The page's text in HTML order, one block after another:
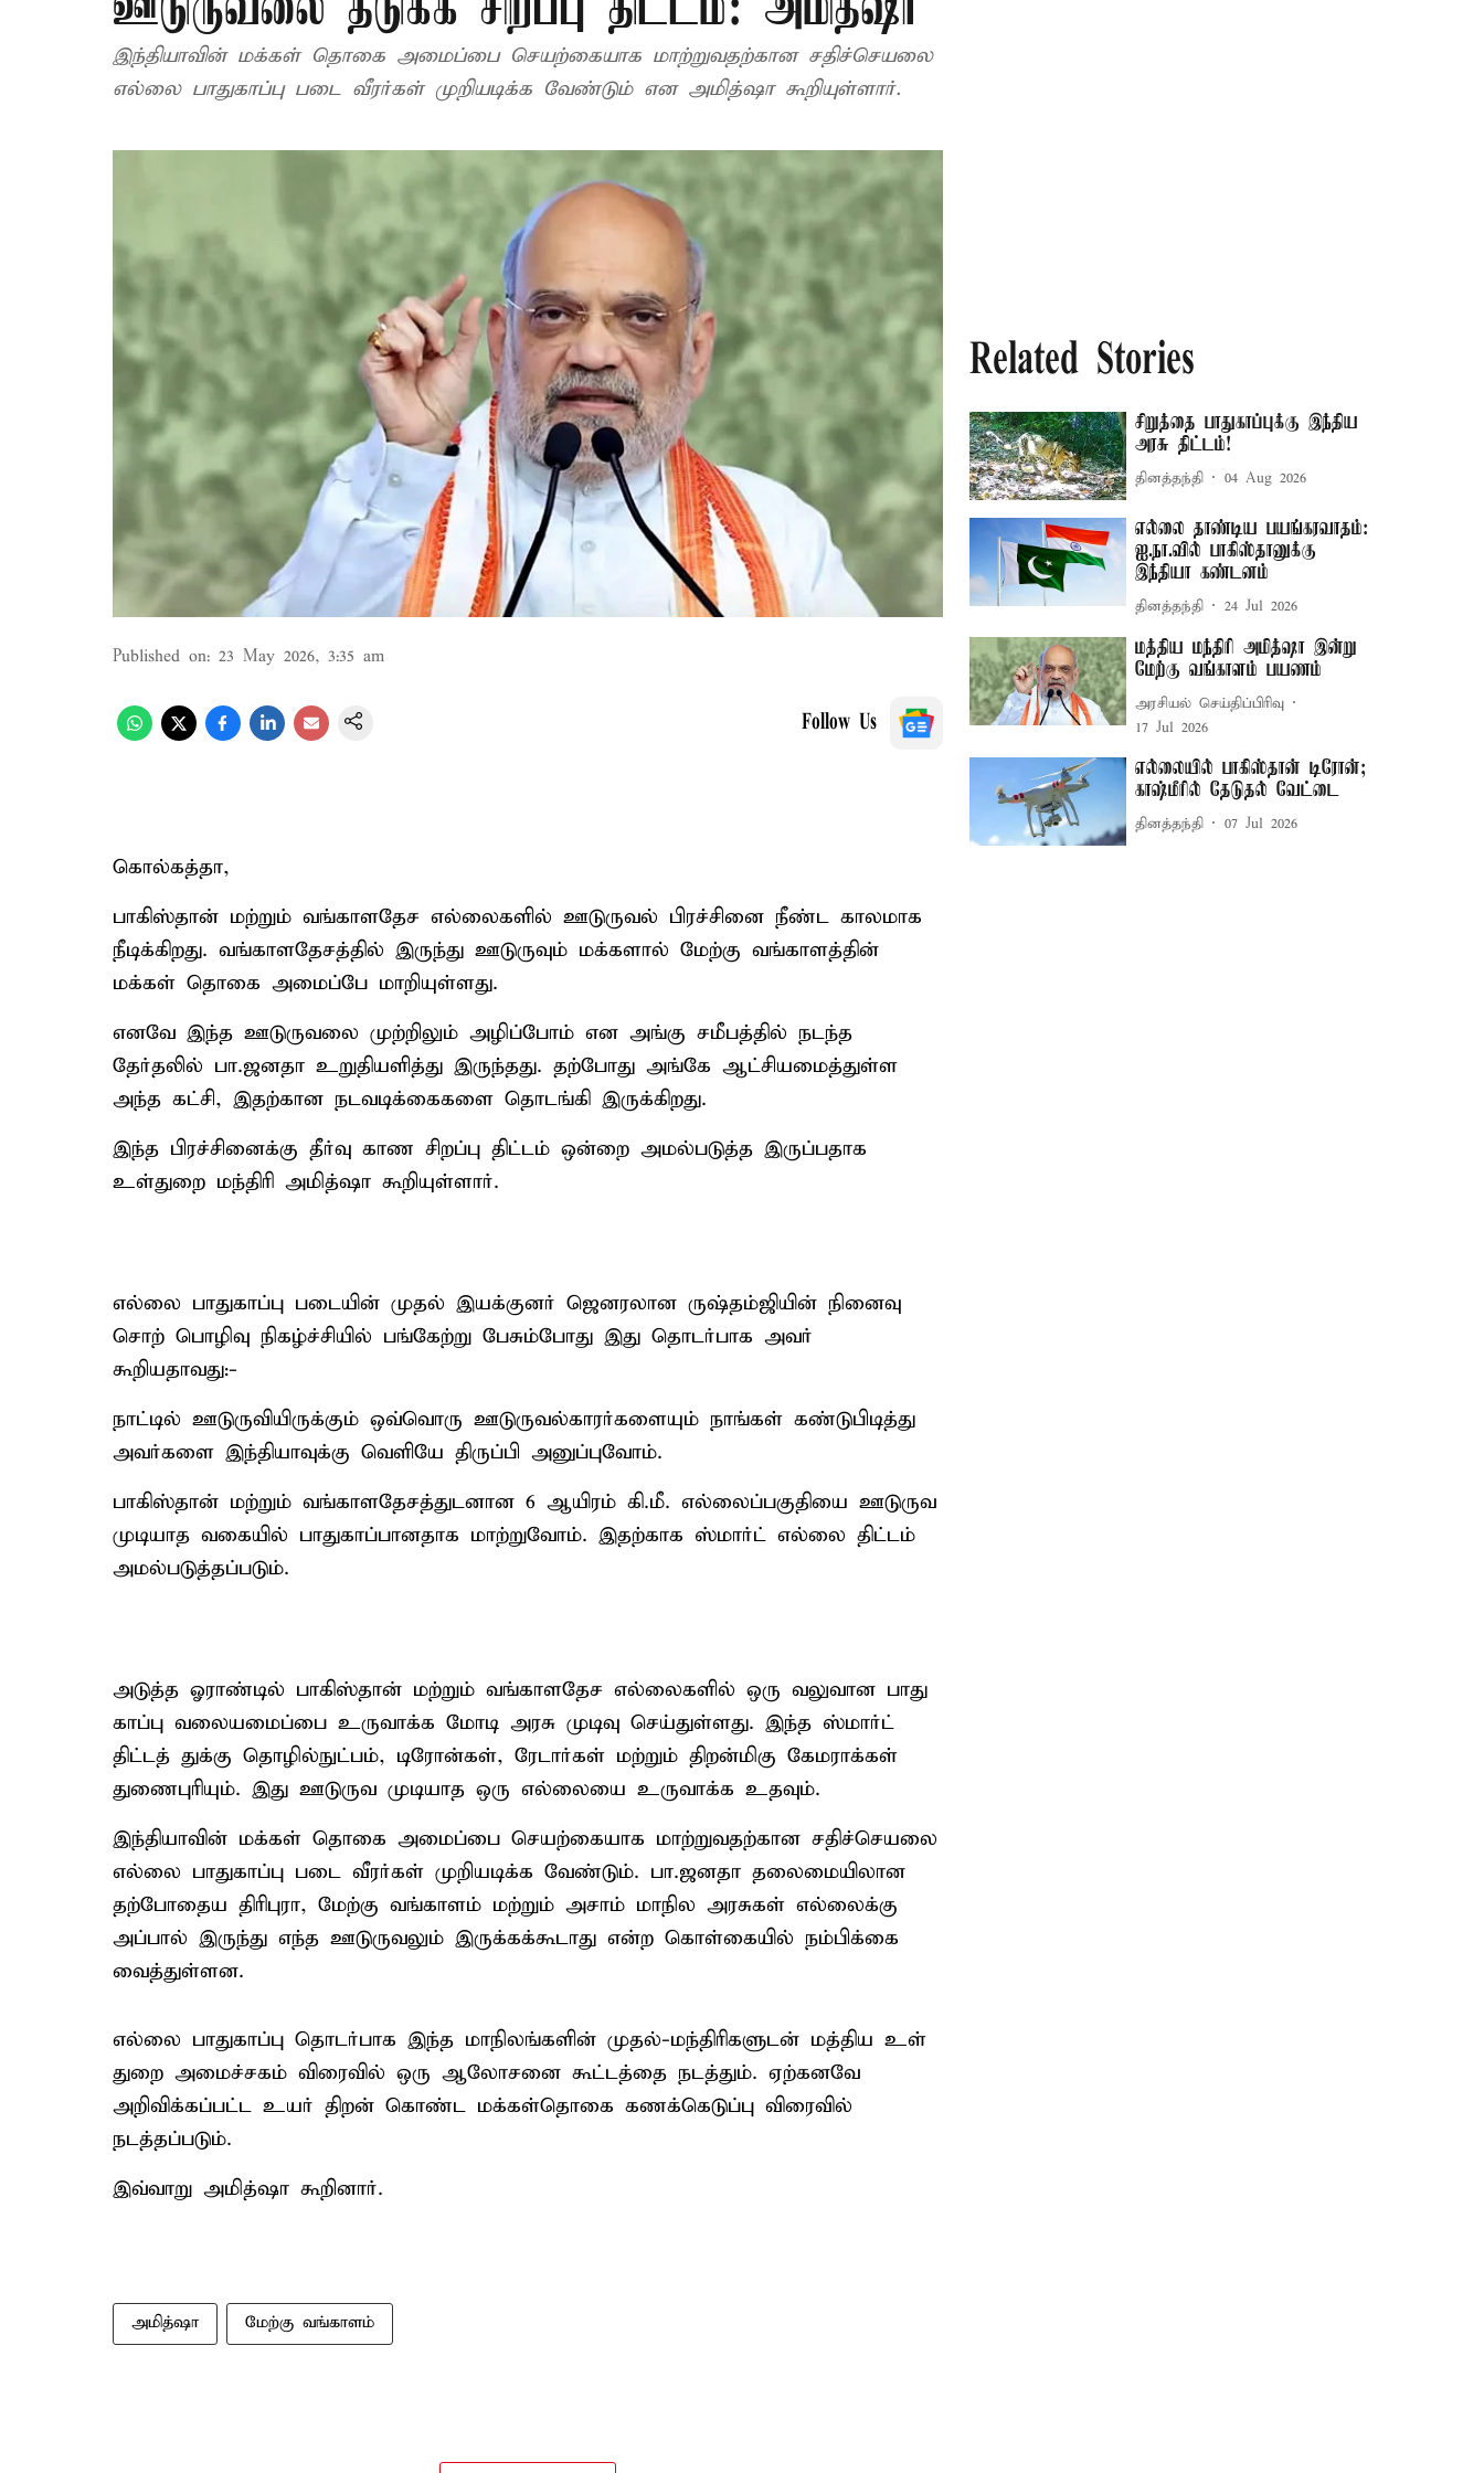
இந்தியாவின் மக்கள் தொகை அமைப்பை செயற்கையாக மாற்றுவதற்கான சதிச்செயலை
எல்லை பாதுகாப்பு படை வீரர்கள் முறியடிக்க வேண்டும் என அமித்ஷா கூறியுள்ளார்.
Published on: 23 May 2026, 3:35 am
Follow Us
கொல்கத்தா,
பாகிஸ்தான் மற்றும் வங்காளதேச எல்லைகளில் ஊடுருவல் பிரச்சினை நீண்ட காலமாக
நீடிக்கிறது. வங்காளதேசத்தில் இருந்து ஊடுருவும் மக்களால் மேற்கு வங்காளத்தின்
மக்கள் தொகை அமைப்பே மாறியுள்ளது.
எனவே இந்த ஊடுருவலை முற்றிலும் அழிப்போம் என அங்கு சமீபத்தில் நடந்த
தேர்தலில் பா.ஜனதா உறுதியளித்து இருந்தது. தற்போது அங்கே ஆட்சியமைத்துள்ள
அந்த கட்சி, இதற்கான நடவடிக்கைகளை தொடங்கி இருக்கிறது.
இந்த பிரச்சினைக்கு தீர்வு காண சிறப்பு திட்டம் ஒன்றை அமல்படுத்த இருப்பதாக
உள்துறை மந்திரி அமித்ஷா கூறியுள்ளார்.
எல்லை பாதுகாப்பு படையின் முதல் இயக்குனர் ஜெனரலான ருஷ்தம்ஜியின் நினைவு
சொற் பொழிவு நிகழ்ச்சியில் பங்கேற்று பேசும்போது இது தொடர்பாக அவர்
கூறியதாவது:-
நாட்டில் ஊடுருவியிருக்கும் ஒவ்வொரு ஊடுருவல்காரர்களையும் நாங்கள் கண்டுபிடித்து
அவர்களை இந்தியாவுக்கு வெளியே திருப்பி அனுப்புவோம்.
பாகிஸ்தான் மற்றும் வங்காளதேசத்துடனான 6 ஆயிரம் கி.மீ. எல்லைப்பகுதியை ஊடுருவ
முடியாத வகையில் பாதுகாப்பானதாக மாற்றுவோம். இதற்காக ஸ்மார்ட் எல்லை திட்டம்
அமல்படுத்தப்படும்.
அடுத்த ஓராண்டில் பாகிஸ்தான் மற்றும் வங்காளதேச எல்லைகளில் ஒரு வலுவான பாது
காப்பு வலையமைப்பை உருவாக்க மோடி அரசு முடிவு செய்துள்ளது. இந்த ஸ்மார்ட்
திட்டத் துக்கு தொழில்நுட்பம், டிரோன்கள், ரேடார்கள் மற்றும் திறன்மிகு கேமராக்கள்
துணைபுரியும். இது ஊடுருவ முடியாத ஒரு எல்லையை உருவாக்க உதவும்.
இந்தியாவின் மக்கள் தொகை அமைப்பை செயற்கையாக மாற்றுவதற்கான சதிச்செயலை
எல்லை பாதுகாப்பு படை வீரர்கள் முறியடிக்க வேண்டும். பா.ஜனதா தலைமையிலான
தற்போதைய திரிபுரா, மேற்கு வங்காளம் மற்றும் அசாம் மாநில அரசுகள் எல்லைக்கு
அப்பால் இருந்து எந்த ஊடுருவலும் இருக்கக்கூடாது என்ற கொள்கையில் நம்பிக்கை
வைத்துள்ளன.
எல்லை பாதுகாப்பு தொடர்பாக இந்த மாநிலங்களின் முதல்-மந்திரிகளுடன் மத்திய உள்
துறை அமைச்சகம் விரைவில் ஒரு ஆலோசனை கூட்டத்தை நடத்தும். ஏற்கனவே
அறிவிக்கப்பட்ட உயர் திறன் கொண்ட மக்கள்தொகை கணக்கெடுப்பு விரைவில்
நடத்தப்படும்.
இவ்வாறு அமித்ஷா கூறினார்.
அமித்ஷா மேற்கு வங்காளம்
Related Stories
சிறுத்தை பாதுகாப்புக்கு இந்திய
அரசு திட்டம்!
தினத்தந்தி 04 Aug 2026
எல்லை தாண்டிய பயங்கரவாதம்:
ஐ.நா.வில் பாகிஸ்தானுக்கு
இந்தியா கண்டனம்
தினத்தந்தி 24 Jul 2026
மத்திய மந்திரி அமித்ஷா இன்று
மேற்கு வங்காளம் பயணம்
அரசியல் செய்திப்பிரிவு
17 Jul 2026
எல்லையில் பாகிஸ்தான் டிரோன்;
காஷ்மீரில் தேடுதல் வேட்டை
தினத்தந்தி 07 Jul 2026